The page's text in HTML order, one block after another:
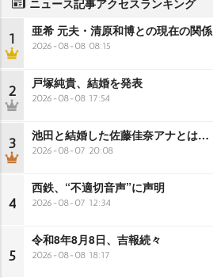
ニュース記事アクセスランキング
1 亜希 元夫・清原和博との現在の関係
2026-08-08 08:15
2 戸塚純貴、結婚を発表
2026-08-08 17:54
3 池田と結婚した佐藤佳奈アナとは…
2026-08-07 20:08
4
西鉄、“不適切音声”に声明
2026-08-07 12:34
5
令和8年8月8日、吉報続々
2026-08-08 18:17